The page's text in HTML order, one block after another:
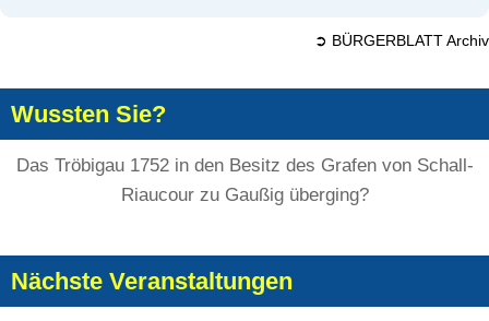
➲ BÜRGERBLATT Archiv
Wussten Sie?
Das Tröbigau 1752 in den Besitz des Grafen von Schall-
Riaucour zu Gaußig überging?
Nächste Veranstaltungen